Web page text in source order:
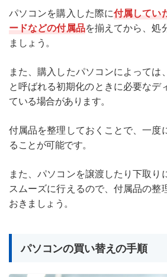
パソコンを購入した際に付属してい
ードなどの付属品を揃えてから、処
ましょう。
また、購入したパソコンによっては
と呼ばれる初期化のときに必要なデ
ている場合があります。
付属品を整理しておくことで、一度
ることが可能です。
また、パソコンを譲渡したり下取り
スムーズに行えるので、付属品の整
おきましょう。
パソコンの買い替えの手順